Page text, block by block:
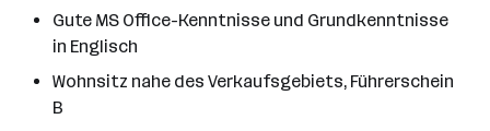
Gute MS Office-Kenntnisse und Grundkenntnisse
in Englisch
Wohnsitz nahe des Verkaufsgebiets, Führerschein
B